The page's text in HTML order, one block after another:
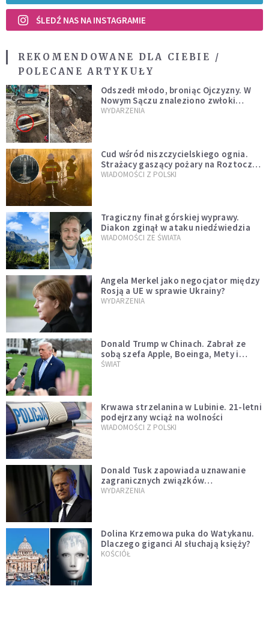
ŚLEDŹ NAS NA INSTAGRAMIE
REKOMENDOWANE DLA CIEBIE /
POLECANE ARTYKUŁY
Odszedł młodo, broniąc Ojczyzny. W
Nowym Sączu znaleziono zwłoki
mężczyzny z czasów potopu
WYDARZENIA
Cud wśród niszczycielskiego ognia.
Strażacy gaszący pożary na Roztoczu
opublikowali niezwykłe zdjęcie
WIADOMOŚCI Z POLSKI
Tragiczny finał górskiej wyprawy.
Diakon zginął w ataku niedźwiedzia
WIADOMOŚCI ZE ŚWIATA
Angela Merkel jako negocjator między
Rosją a UE w sprawie Ukrainy?
WYDARZENIA
Donald Trump w Chinach. Zabrał ze
sobą szefa Apple, Boeinga, Mety i
Muska
ŚWIAT
Krwawa strzelanina w Lubinie. 21-letni
podejrzany wciąż na wolności
WIADOMOŚCI Z POLSKI
Donald Tusk zapowiada uznawanie
zagranicznych związków
jednopłciowych. "Państwo oblało ten
WYDARZENIA
Dolina Krzemowa puka do Watykanu.
Dlaczego giganci AI słuchają księży?
KOŚCIÓŁ